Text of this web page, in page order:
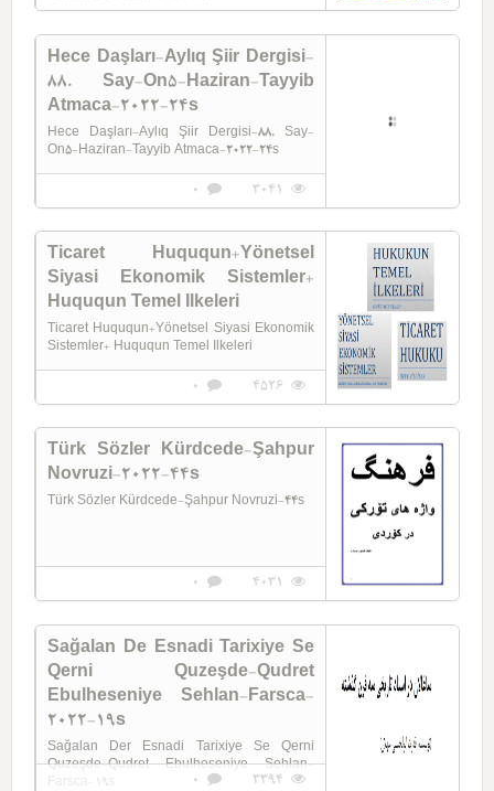
Hece Daşları-Aylıq Şiir Dergisi-
88. Say-On5-Haziran-Tayyib
Atmaca-2022-24s
Hece Daşları-Aylıq Şiir Dergisi-88. Say-
On5-Haziran-Tayyib Atmaca-2022-24s
3041
0
Ticaret Huququn+Yönetsel
Siyasi Ekonomik Sistemler+
Huququn Temel Ilkeleri
Ticaret Huququn+Yönetsel Siyasi Ekonomik
Sistemler+ Huququn Temel Ilkeleri
4526
0
Türk Sözler Kürdcede-Şahpur
Novruzi-2022-44s
Türk Sözler Kürdcede-Şahpur Novruzi-44s
4031
0
Sağalan De Esnadi Tarixiye Se
Qerni Quzeşde-Qudret
Ebulheseniye Sehlan-Farsca-
2022-19s
Sağalan Der Esnadi Tarixiye Se Qerni
Quzeşde-Qudret Ebulheseniye Sehlan-
3394
0